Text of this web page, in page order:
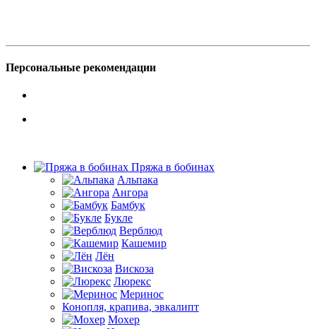
Персональные рекомендации
Пряжа в бобинах
Альпака
Ангора
Бамбук
Букле
Верблюд
Кашемир
Лён
Вискоза
Люрекс
Меринос
Конопля, крапива, эвкалипт
Мохер